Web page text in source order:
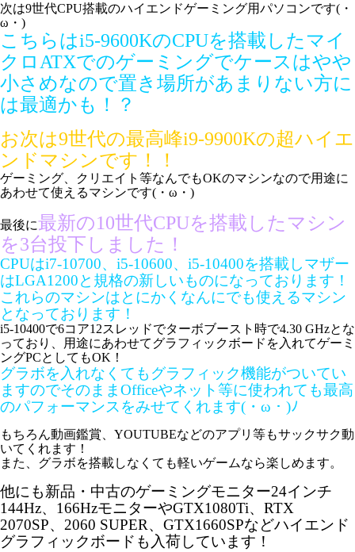
次は9世代CPU搭載のハイエンドゲーミング用パソコンです(・
ω・)
こちらはi5-9600KのCPUを搭載したマイ
クロATXでのゲーミングでケースはやや
小さめなので置き場所があまりない方に
は最適かも！？
お次は9世代の最高峰i9-9900Kの超ハイエ
ンドマシンです！！
ゲーミング、クリエイト等なんでもOKのマシンなので用途に
あわせて使えるマシンです(・ω・)
最後に最新の10世代CPUを搭載したマシン
を3台投下しました！
CPUはi7-10700、i5-10600、i5-10400を搭載しマザー
はLGA1200と規格の新しいものになっております！
これらのマシンはとにかくなんにでも使えるマシン
となっております！
i5-10400で6コア12スレッドでターボブースト時で4.30 GHzとな
っており、用途にあわせてグラフィックボードを入れてゲーミ
ングPCとしてもOK！
グラボを入れなくてもグラフィック機能がついてい
ますのでそのままOfficeやネット等に使われても最高
のパフォーマンスをみせてくれます(・ω・)ﾉ
もちろん動画鑑賞、YOUTUBEなどのアプリ等もサックサク動
いてくれます！
また、グラボを搭載しなくても軽いゲームなら楽しめます。
他にも新品・中古のゲーミングモニター24インチ
144Hz、166HzモニターやGTX1080Ti、RTX
2070SP、2060 SUPER、GTX1660SPなどハイエンド
グラフィックボードも入荷しています！